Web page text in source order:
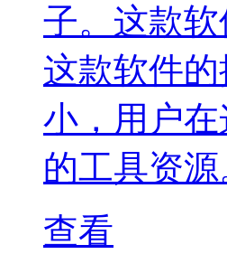
子。这款
这款软件
小，用户
的工具资源
查看